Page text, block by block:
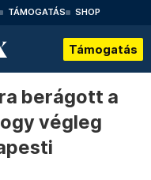
TÁMOGATÁS SHOP
Támogatás
berágott a
végleg